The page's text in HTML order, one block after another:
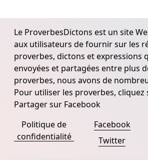
Le ProverbesDictons est un site
aux utilisateurs de fournir sur les
proverbes, dictons et expressions
envoyées et partagées entre plus
proverbes, nous avons de
Pour utiliser les proverbes,
Partager sur Facebook
Politique de
confidentialité
Facebook
Twitter